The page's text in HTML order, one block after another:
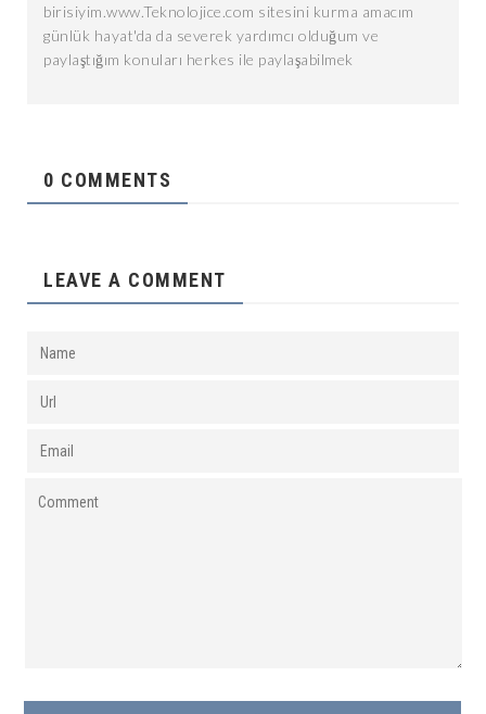
birisiyim.www.Teknolojice.com sitesini kurma amacım
günlük hayat'da da severek yardımcı olduğum ve
paylaştığım konuları herkes ile paylaşabilmek
0 COMMENTS
LEAVE A COMMENT